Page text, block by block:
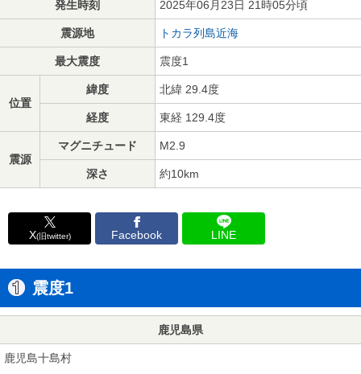
発生時刻 2025年06月23日 21時05分頃
震源地 トカラ列島近海
最大震度 震度1
位置
緯度 北緯 29.4度
経度 東経 129.4度
震源
マグニチュード M2.9
深さ 約10km
X(旧twitter) Facebook LINE
震度1
鹿児島県
鹿児島十島村